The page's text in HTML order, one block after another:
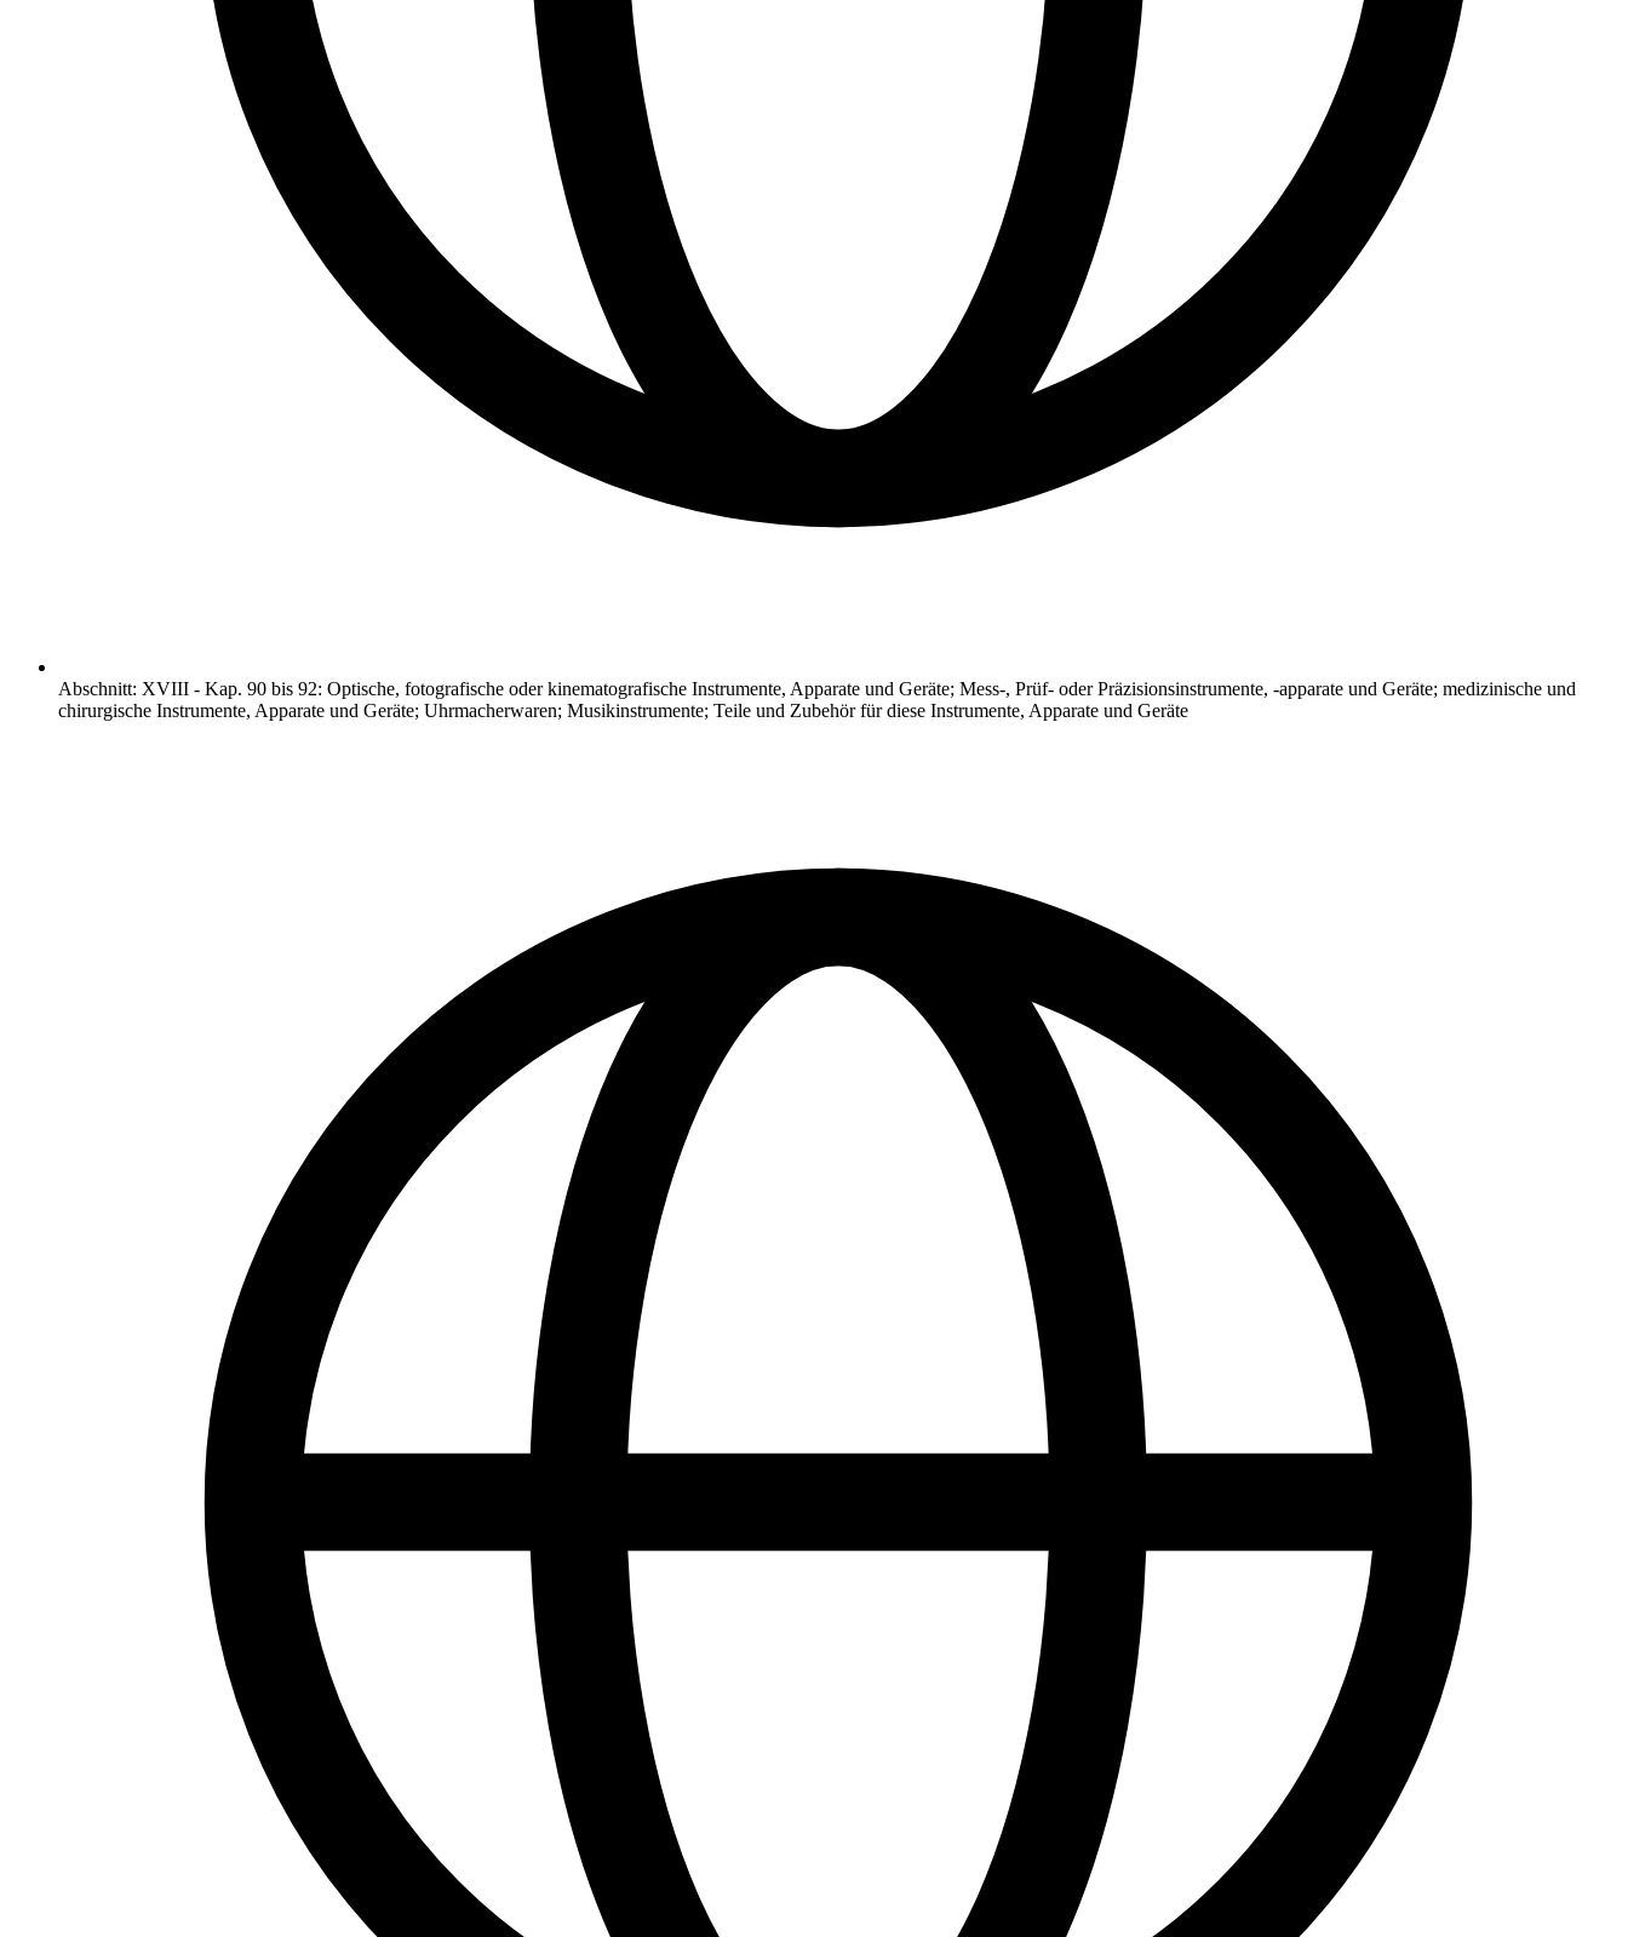
Abschnitt: XVIII - Kap. 90 bis 92: Optische, fotografische oder kinematografische Instrumente, Apparate und Geräte; Mess-, Prüf- oder Präzisionsinstrumente, -apparate und Geräte; medizinische und
chirurgische Instrumente, Apparate und Geräte; Uhrmacherwaren; Musikinstrumente; Teile und Zubehör für diese Instrumente, Apparate und Geräte